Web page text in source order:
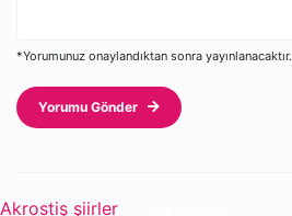
*Yorumunuz onaylandıktan sonra yayınlanacaktır.
Yorumu Gönder
Akrostiş şiirler